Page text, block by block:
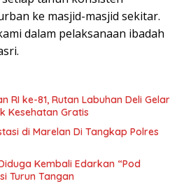
ke masjid-masjid sekitar.
dalam pelaksanaan ibadah
RI ke-81, Rutan Labuhan Deli Gelar
Kesehatan Gratis
di Marelan Di Tangkap Polres
Kembali Edarkan “Pod
Turun Tangan